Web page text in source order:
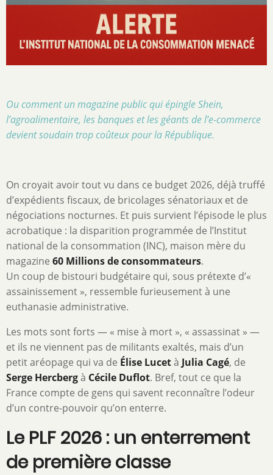
Ou comment un magazine public qui épingle Shein,
l’agroalimentaire, les banques et les géants de l’e-commerce
devient soudain trop coûteux pour la République.
On croyait avoir tout vu dans ce budget 2026, déjà truffé
d’expédients fiscaux, de bricolages sénatoriaux et de
négociations nocturnes. Et puis survient l’épisode le plus
acrobatique : la disparition programmée de l’Institut
national de la consommation (INC), maison mère du
magazine 60 Millions de consommateurs.
Un coup de bistouri budgétaire qui, sous prétexte d’«
assainissement », ressemble furieusement à une
euthanasie administrative.
Les mots sont forts — « mise à mort », « assassinat » —
et ils ne viennent pas de militants exaltés, mais d’un
petit aréopage qui va de Élise Lucetà Julia Cagé, de
Serge Hercbergà Cécile Duflot. Bref, tout ce que la
France compte de gens qui savent reconnaître l’odeur
d’un contre-pouvoir qu’on enterre.
Le PLF 2026 : un enterrement
de première classe